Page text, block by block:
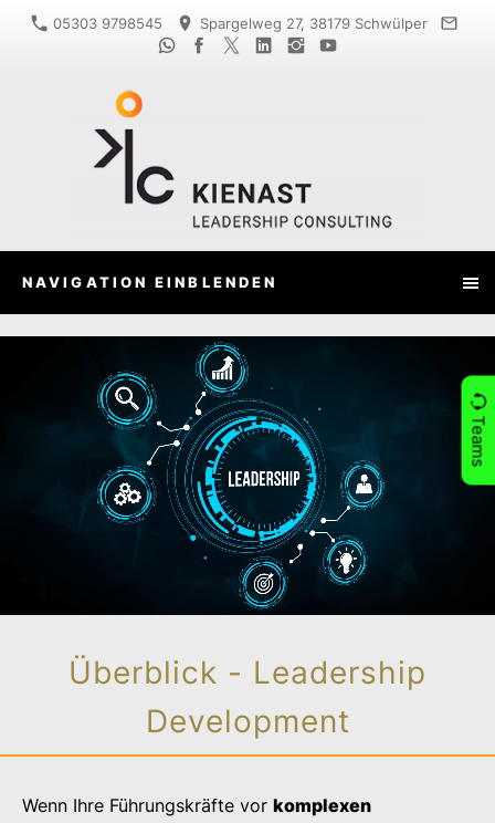
05303 9798545 Spargelweg 27, 38179 Schwülper
NAVIGATION EINBLENDEN
Überblick - Leadership
Development
Wenn Ihre Führungskräfte vor komplexen
Teams